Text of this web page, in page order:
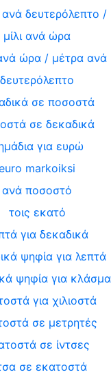
δευτερόλεπτο /
μίλι ανά ώρα
ώρα / μέτρα ανά
δευτερόλεπτο
σε ποσοστά
σε δεκαδικά
για ευρώ
markoiksi
ανά ποσοστό
τοις εκατό
για δεκαδικά
ψηφία για λεπτά
ψηφία για κλάσμα
για χιλιοστά
σε μετρητές
σε ίντσες
σε εκατοστά